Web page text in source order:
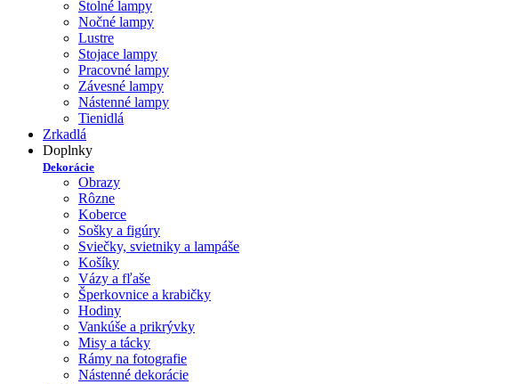
Stolné lampy
Nočné lampy
Lustre
Stojace lampy
Pracovné lampy
Závesné lampy
Nástenné lampy
Tienidlá
Zrkadlá
Doplnky
Dekorácie
Obrazy
Rôzne
Koberce
Sošky a figúry
Sviečky, svietniky a lampáše
Košíky
Vázy a fľaše
Šperkovnice a krabičky
Hodiny
Vankúše a prikrývky
Misy a tácky
Rámy na fotografie
Nástenné dekorácie